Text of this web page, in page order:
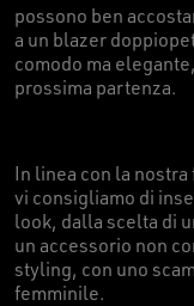
possono ben
a un blazer
comodo ma
prossima partenza.
In linea con la
vi consigliamo di
look, dalla scelta di
un accessorio non
styling, con uno
femminile.